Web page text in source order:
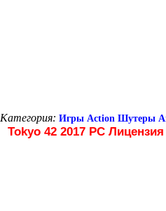
Категория: Игры Action Шутеры
Tokyo 42 2017 PC